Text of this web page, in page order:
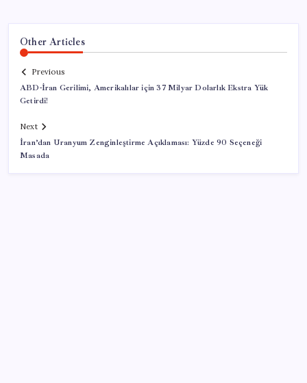
Other Articles
Previous
ABD-İran Gerilimi, Amerikalılar için 37 Milyar Dolarlık Ekstra Yük
Getirdi!
Next
İran’dan Uranyum Zenginleştirme Açıklaması: Yüzde 90 Seçeneği
Masada